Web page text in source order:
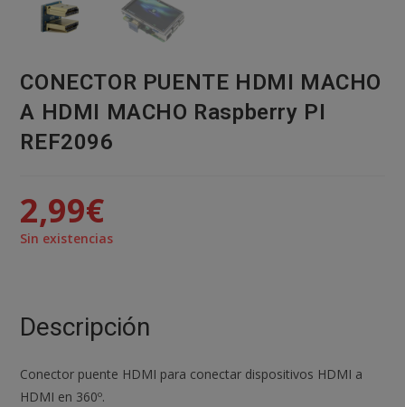
CONECTOR PUENTE HDMI MACHO
A HDMI MACHO Raspberry PI
REF2096
2,99€
Sin existencias
Descripción
Conector puente HDMI para conectar dispositivos HDMI a
HDMI en 360º.